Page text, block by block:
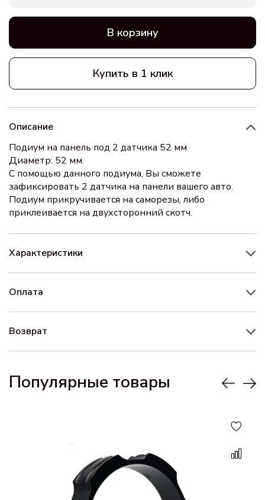
В корзину
Купить в 1 клик
Описание
Подиум на панель под 2 датчика 52 мм
Диаметр: 52 мм
С помощью данного подиума, Вы сможете
зафиксировать 2 датчика на панели вашего авто.
Подиум прикручивается на саморезы, либо
приклеивается на двухсторонний скотч.
Характеристики
Оплата
Возврат
Популярные товары